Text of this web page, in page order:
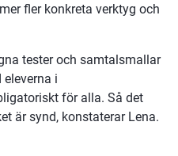
fler konkreta verktyg och
tester och samtalsmallar
i
för alla. Så det
är synd, konstaterar Lena.